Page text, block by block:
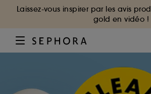
Laissez-vous inspirer par les avis
gold en vidéo !